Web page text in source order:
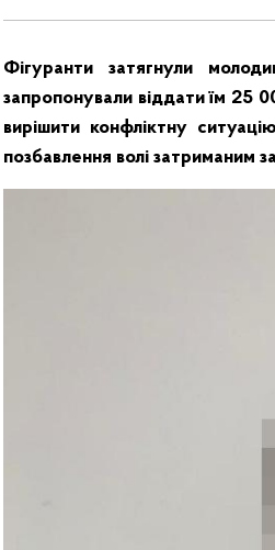
Фігуранти затягнули
запропонували віддати їм 25
вирішити конфліктну
позбавлення волі затриманим